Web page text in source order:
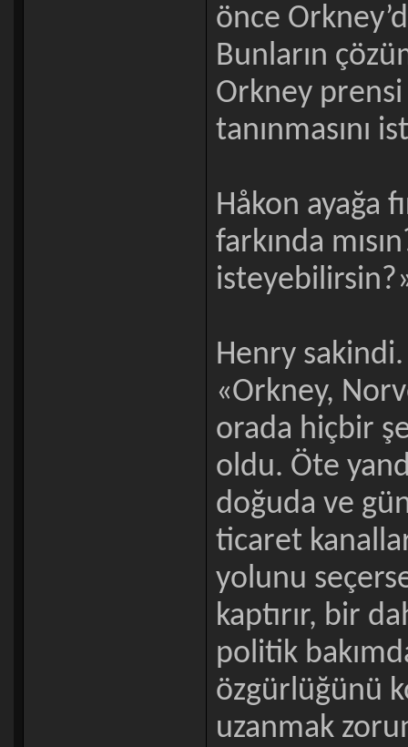
önce
Bunların
Orkney
tanınmasını
Håkon ayağa
farkında
isteyebilirsin?»
Henry
«Orkney,
orada hiçbir
oldu. Öte
doğuda ve
ticaret
yolunu
kaptırır, bir
politik
özgürlüğünü
uzanmak